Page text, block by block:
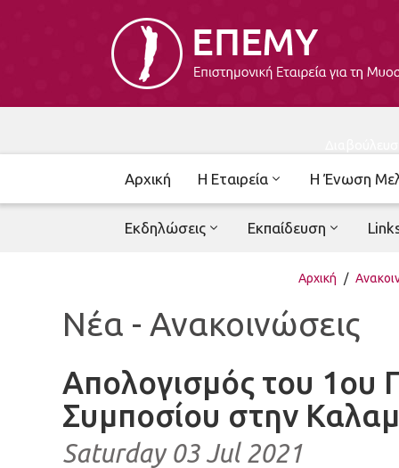
Αρχική Η Εταιρεία Η Ένωση
Εκδηλώσεις Εκπαίδευση
Αρχική /
Νέα - Ανακοινώσεις
Απολογισμός του 1ου
Συμποσίου στην
Saturday 03 Jul 2021